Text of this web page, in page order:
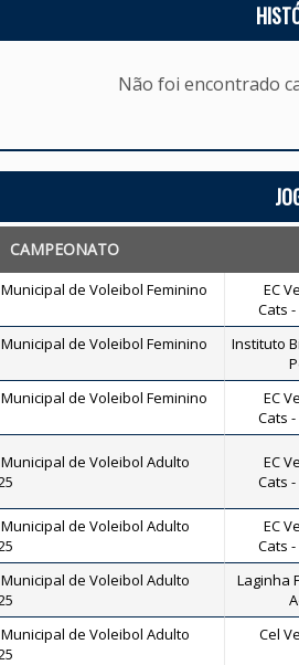
Não foi encontrado
CAMPEONATO
de Voleibol Feminino
EC
Cats
de Voleibol Feminino
Instituto
de Voleibol Feminino
EC
Cats
de Voleibol Adulto
EC
Cats
de Voleibol Adulto
EC
Cats
de Voleibol Adulto
Laginha
de Voleibol Adulto
Cel